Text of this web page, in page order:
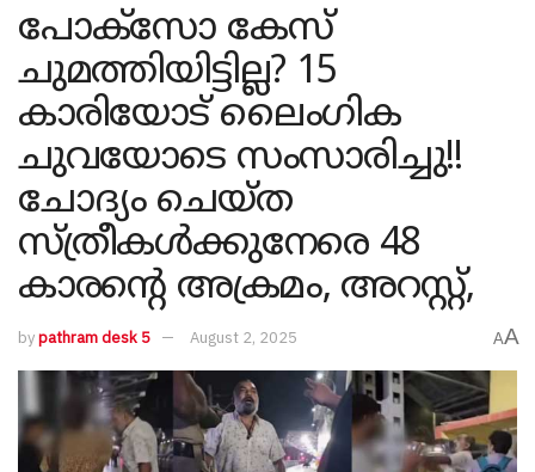
പോക്സോ കേസ്
ചുമത്തിയിട്ടില്ല? 15
കാരിയോട് ലൈം​ഗിക
ചുവയോടെ സംസാരിച്ചു!!
ചോദ്യം ചെയ്ത
സ്ത്രീകൾക്കുനേരെ 48
കാരന്റെ അക്രമം, അറസ്റ്റ്,
bypathram desk 5 August 2, 2025 AA